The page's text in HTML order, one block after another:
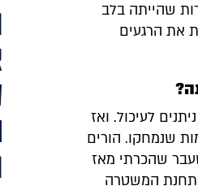
שהייתה בלב
את הרגעים
לעיכול. ואז
שנמחקו. הורים
שהכרתי מאז
המשטרה